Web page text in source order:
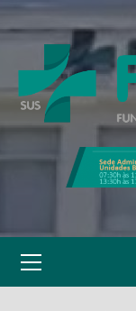
to
Menu